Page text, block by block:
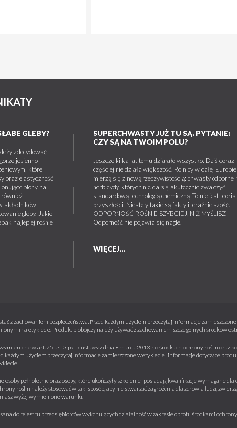
GLEBY?
zdecydować
jesienno-
które
oraz elastyczność
plony na
składników
gleby. Jakie
najlepiej rośnie
SUPERCHWASTY JUŻ TU SĄ. PYTANIE:
CZY SĄ NA TWOIM POLU?
Jeszcze kilka lat temu działało wszystko. Dziś coraz
częściej nie działa większość. Rolnicy w całej Europie
mierzą się z nową rzeczywistością: chwasty odporne
herbicydy, których nie da się skutecznie zwalczyć
standardową technologią chemiczną. To nie jest teoria
przyszłości. Niestety takie są fakty i teraźniejszość.
ODPORNOŚĆ ROŚNIE SZYBCIEJ, NIŻ MYŚLISZ
Odporność nie pojawia się nagle.
WIĘCEJ...
z zachowaniem bezpieczeństwa. Przed każdym użyciem przeczytaj informacje
na etykiecie. Produkt biobójczy należy używać z zachowaniem szczególnych środków
w art. 25 ust.3 pkt 5 ustawy z dnia 8 marca 2013 r. o środkach ochrony roślin oraz
użyciem przeczytaj informacje zamieszczone w etykiecie i informacje dotyczące
osoby pełnoletnie oraz osoby, które ukończyły szkolenie i posiadają kwalifikacje wymagane
roślin należy stosować w taki sposób, aby nie stwarzać zagrożenia dla zdrowia ludzi,
wyżej wymienione warunki.
do rejestru przedsiębiorców wykonujących działalność w zakresie obrotu środkami